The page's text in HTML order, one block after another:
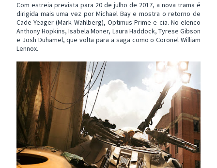
Com estreia prevista para 20 de julho de 2017, a nova trama é
dirigida mais uma vez por Michael Bay e mostra o retorno de
Cade Yeager (Mark Wahlberg), Optimus Prime e cia. No elenco
Anthony Hopkins, Isabela Moner, Laura Haddock, Tyrese Gibson
e Josh Duhamel, que volta para a saga como o Coronel William
Lennox.